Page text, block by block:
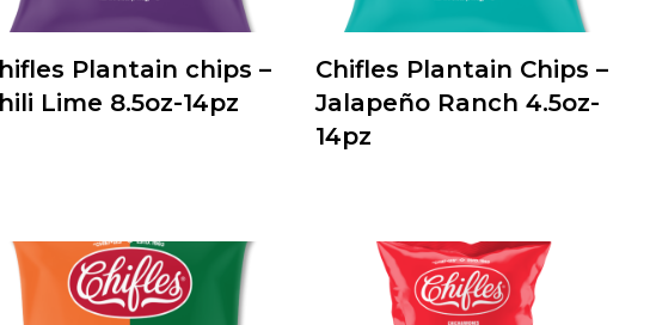
Plantain chips –
Lime 8.5oz-14pz
Chifles Plantain Chips –
Jalapeño Ranch 4.5oz-
14pz